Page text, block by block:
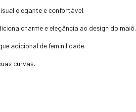
elegante e confortável.
charme e elegância ao design do maiô.
adicional de feminilidade.
curvas.